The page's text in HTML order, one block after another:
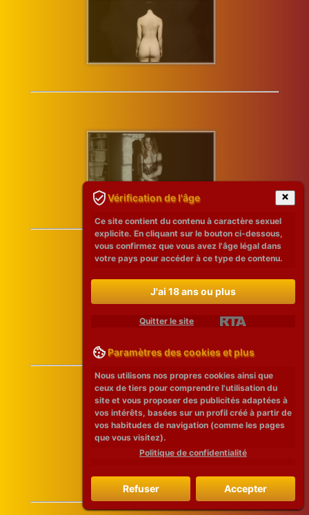
Vérification de l'âge
Ce site contient du contenu à caractère sexuel
explicite. En cliquant sur le bouton ci-dessous,
vous confirmez que vous avez l'âge légal dans
votre pays pour accéder à ce type de contenu.
J'ai 18 ans ou plus
Quitter le site
Paramètres des cookies et plus
Nous utilisons nos propres cookies ainsi que
ceux de tiers pour comprendre l'utilisation du
site et vous proposer des publicités adaptées à
vos intérêts, basées sur un profil créé à partir de
vos habitudes de navigation (comme les pages
que vous visitez).
Politique de confidentialité
Refuser Accepter